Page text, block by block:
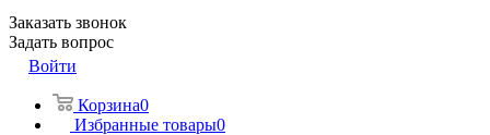
Заказать звонок
Задать вопрос
Войти
Корзина0
Избранные товары0